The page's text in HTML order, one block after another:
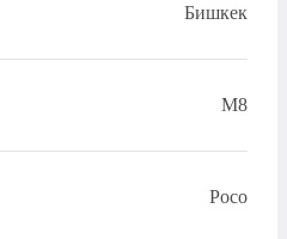
Бишкек
M8
Poco